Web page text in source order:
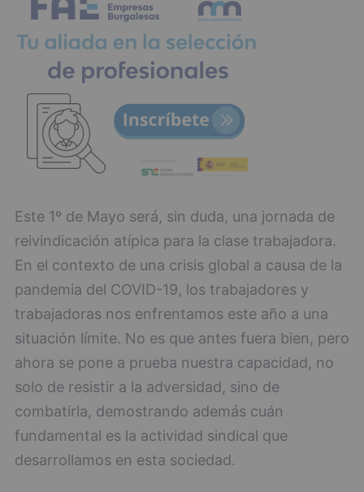
Este 1º de Mayo será, sin duda, una jornada de
reivindicación atípica para la clase trabajadora.
En el contexto de una crisis global a causa de la
pandemia del COVID-19, los trabajadores y
trabajadoras nos enfrentamos este año a una
situación límite. No es que antes fuera bien, pero
ahora se pone a prueba nuestra capacidad, no
solo de resistir a la adversidad, sino de
combatirla, demostrando además cuán
fundamental es la actividad sindical que
desarrollamos en esta sociedad.